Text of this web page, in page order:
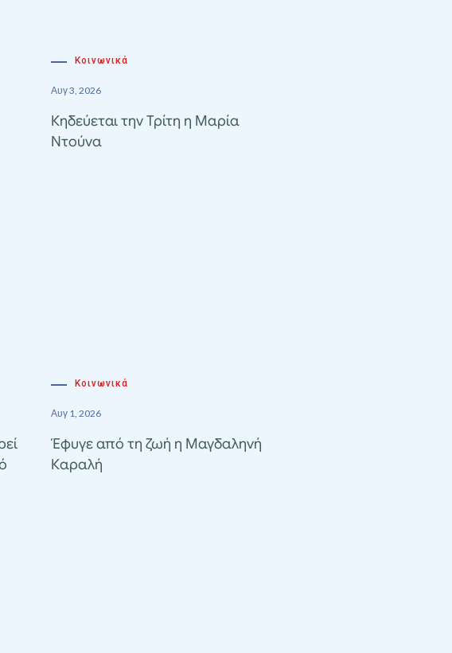
Κοινωνικά
Αυγ 3, 2026
Κηδεύεται την Τρίτη η Μαρία
Ντούνα
Κοινωνικά
Αυγ 1, 2026
Έφυγε από τη ζωή η Μαγδαληνή
Καραλή